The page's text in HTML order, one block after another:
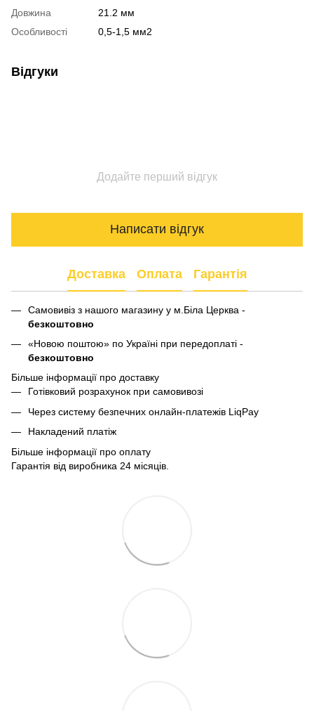
Довжина
21.2 мм
Особливості
0,5-1,5 мм2
Відгуки
Додайте перший відгук
Написати відгук
Доставка Оплата Гарантія
Самовивіз з нашого магазину у м.Біла Церква -
безкоштовно
«Новою поштою» по Україні при передоплаті -
безкоштовно
Більше інформації про доставку
Готівковий розрахунок при самовивозі
Через систему безпечних онлайн-платежів LiqPay
Накладений платіж
Більше інформації про оплату
Гарантія від виробника 24 місяців.